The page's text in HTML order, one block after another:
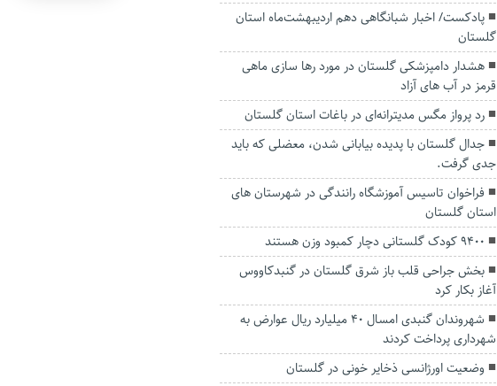
پادکست/ اخبار شبانگاهی دهم اردیبهشت‌ماه استان
گلستان
هشدار دامپزشکی گلستان در مورد رها سازی ماهی
قرمز در آب های آزاد
رد پرواز مگس مدیترانه‌ای در باغات استان گلستان
جدال گلستان با پدیده بیابانی‌ شدن، معضلی که باید
جدی گرفت.
فراخوان تاسيس آموزشگاه رانندگی در شهرستان های
استان گلستان
9400 کودک گلستانی دچار کمبود وزن هستند
بخش جراحی قلب باز شرق گلستان در گنبدکاووس
آغاز بکار کرد
شهروندان گنبدی امسال ۴۰ میلیارد ریال عوارض به
شهرداری پرداخت کردند
وضعیت اورژانسی ذخایر خونی در گلستان